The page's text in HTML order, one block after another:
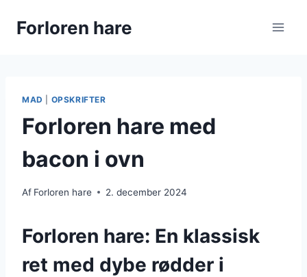
Forloren hare
MAD OPSKRIFTER
Forloren hare med
bacon i ovn
Af Forloren hare 2. december 2024
Forloren hare: En klassisk
ret med dybe rødder i